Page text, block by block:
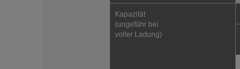
Kapazität
(ungefähr bei
voller Ladung)